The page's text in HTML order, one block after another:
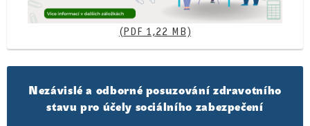
(PDF 1,22 MB)
Nezávislé a odborné posuzování zdravotního
stavu pro účely sociálního zabezpečení